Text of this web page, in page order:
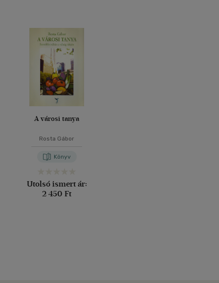
A városi tanya
Rosta Gábor
Könyv
Utolsó ismert ár:
2 450 Ft